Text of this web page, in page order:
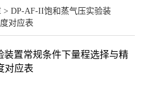
分
> DP-AF-II饱和蒸气压实验装
对应表
装置常规条件下量程选择与精
对应表